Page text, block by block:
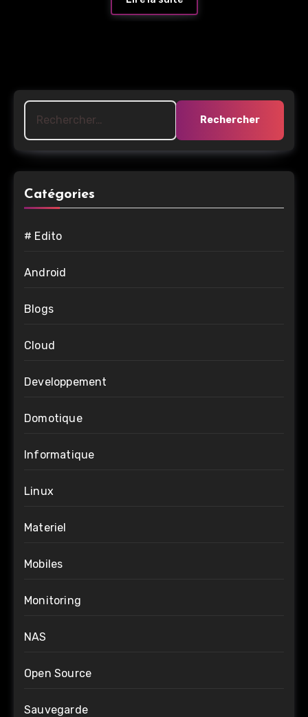
Rechercher :
Catégories
# Edito
Android
Blogs
Cloud
Developpement
Domotique
Informatique
Linux
Materiel
Mobiles
Monitoring
NAS
Open Source
Sauvegarde